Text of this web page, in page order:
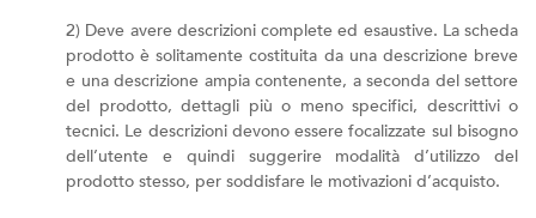
2) Deve avere descrizioni complete ed esaustive. La scheda
prodotto è solitamente costituita da una descrizione breve
e una descrizione ampia contenente, a seconda del settore
del prodotto, dettagli più o meno specifici, descrittivi o
tecnici. Le descrizioni devono essere focalizzate sul bisogno
dell’utente e quindi suggerire modalità d’utilizzo del
prodotto stesso, per soddisfare le motivazioni d’acquisto.